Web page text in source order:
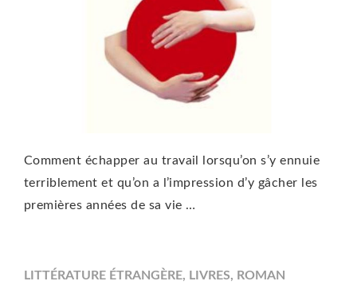
Comment échapper au travail lorsqu’on s’y ennuie
terriblement et qu’on a l’impression d’y gâcher les
premières années de sa vie …
LITTÉRATURE ÉTRANGÈRE, LIVRES, ROMAN